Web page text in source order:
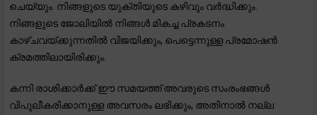
ചെയ്യും. നിങ്ങളുടെ യുക്തിയുടെ കഴിവും വർദ്ധിക്കും.
നിങ്ങളുടെ ജോലിയിൽ നിങ്ങൾ മികച്ച പ്രകടനം
കാഴ്ചവയ്ക്കുന്നതിൽ വിജയിക്കും, പെട്ടെന്നുള്ള പ്രമോഷൻ
ക്രമത്തിലായിരിക്കും.
കന്നി രാശിക്കാർക്ക് ഈ സമയത്ത് അവരുടെ സംരംഭങ്ങൾ
വിപുലീകരിക്കാനുള്ള അവസരം ലഭിക്കും, അതിനാൽ നല്ല